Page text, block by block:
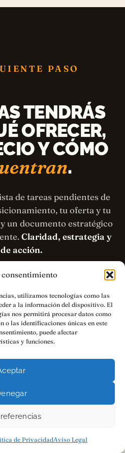
consentimiento
utilizamos tecnologías como las
a la información del dispositivo. El
nos permitirá procesar datos como
o las identificaciones únicas en este
puede afectar
y funciones.
de PrivacidadAviso Legal
PASO
TENDRÁS
OFRECER,
Y CÓMO
.
de tareas pendientes de
tu oferta y tu
un documento estratégico
Claridad, estrategia y
acción.
ÚNICO · GRABACIÓN
48H · GARANTÍA DE